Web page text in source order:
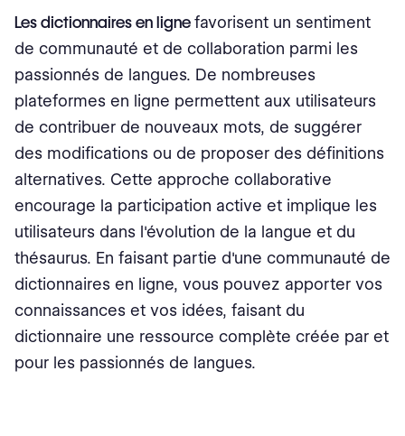
Les dictionnaires en lignefavorisent un sentiment
de communauté et de collaboration parmi les
passionnés de langues. De nombreuses
plateformes en ligne permettent aux utilisateurs
de contribuer de nouveaux mots, de suggérer
des modifications ou de proposer des définitions
alternatives. Cette approche collaborative
encourage la participation active et implique les
utilisateurs dans l'évolution de la langue et du
thésaurus. En faisant partie d'une communauté de
dictionnaires en ligne, vous pouvez apporter vos
connaissances et vos idées, faisant du
dictionnaire une ressource complète créée par et
pour les passionnés de langues.